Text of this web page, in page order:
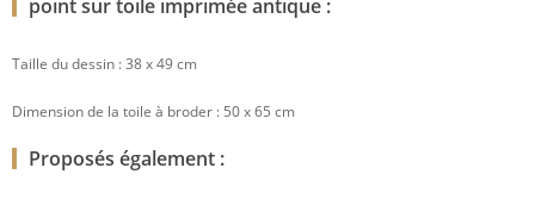
point sur toile imprimée antique :
Taille du dessin : 38 x 49 cm
Dimension de la toile à broder : 50 x 65 cm
Proposés également :